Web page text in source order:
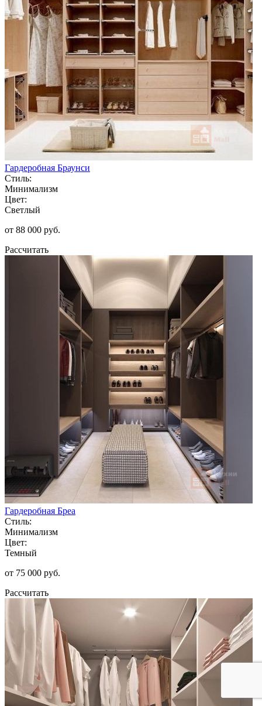
Гардеробная Браунси
Стиль:
Минимализм
Цвет:
Светлый
от 88 000 руб.
Рассчитать
Гардеробная Бреа
Стиль:
Минимализм
Цвет:
Темный
от 75 000 руб.
Рассчитать